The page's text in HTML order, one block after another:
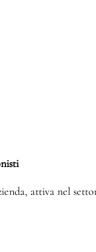
attiva nel